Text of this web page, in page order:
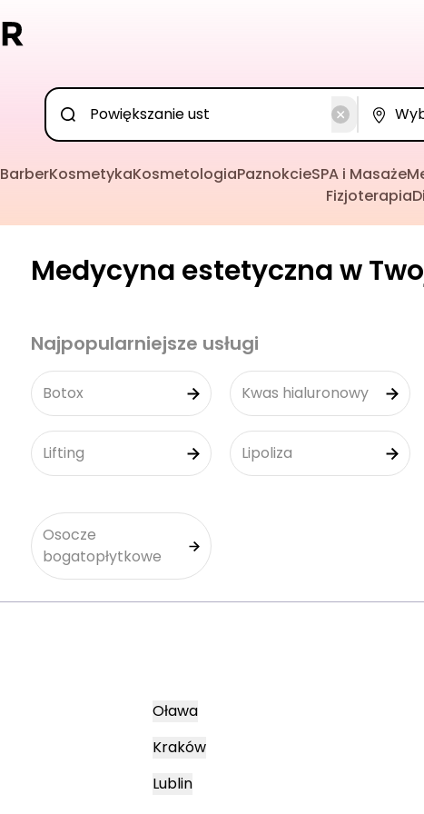
BarberKosmetykaKosmetologiaPaznokcieSPA i Masaże
Fizjoterapia
Medycyna estetyczna w
Najpopularniejsze usługi
Botox Kwas hialuronowy
Lifting Lipoliza
Osocze
bogatopłytkowe
Oława
Kraków
Lublin